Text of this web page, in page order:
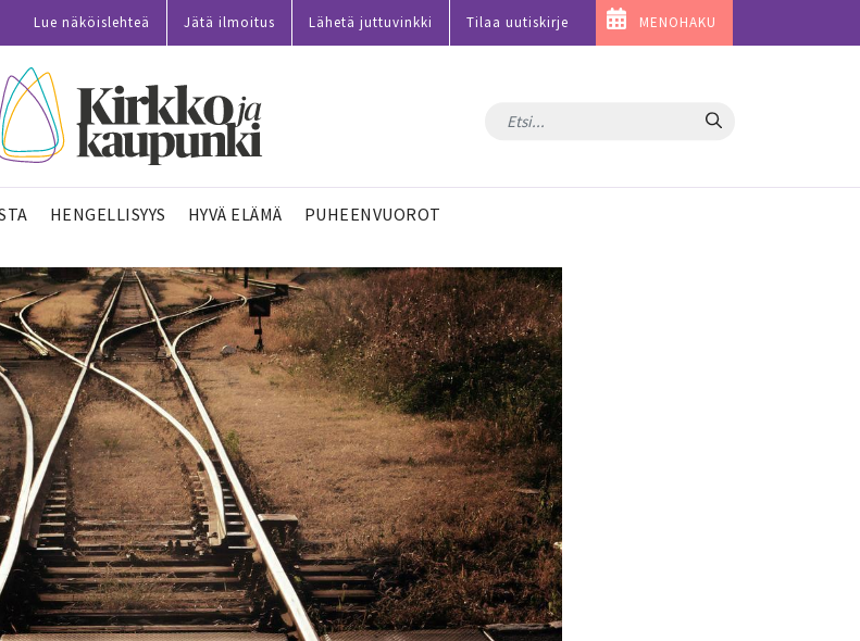
Lue näköislehteä Jätä ilmoitus Lähetä juttuvinkki Tilaa uutiskirje MENOHAKU
Hae
HENGELLISYYS HYVÄ ELÄMÄ PUHEENVUOROT